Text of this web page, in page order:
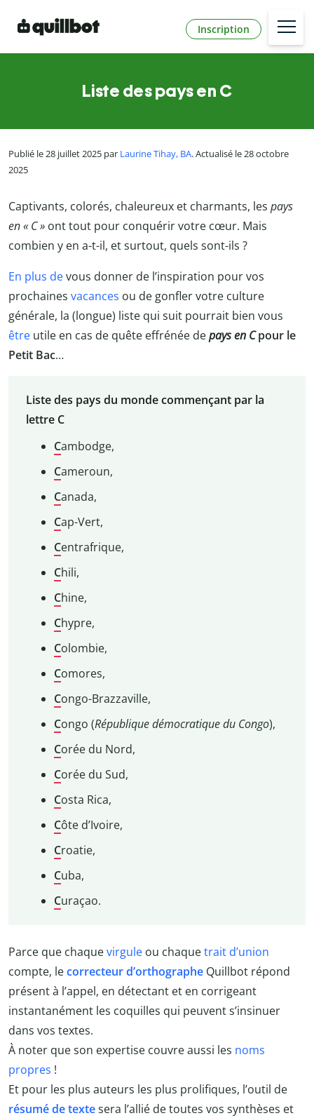
Inscription
Liste des pays en C
Publié le 28 juillet 2025 par Laurine Tihay, BA. Actualisé le 28 octobre
2025
Captivants, colorés, chaleureux et charmants, les pays
en « C » ont tout pour conquérir votre cœur. Mais
combien y en a-t-il, et surtout, quels sont-ils ?
En plus devous donner de l’inspiration pour vos
prochaines vacances ou de gonfler votre culture
générale, la (longue) liste qui suit pourrait bien vous
être utile en cas de quête effrénée depays en Cpour le
Petit Bac…
Liste des pays du monde commençant par la
lettre C
Cambodge,
Cameroun,
Canada,
Cap-Vert,
Centrafrique,
Chili,
Chine,
Chypre,
Colombie,
Comores,
Congo-Brazzaville,
Congo (République démocratique du Congo),
Corée du Nord,
Corée du Sud,
Costa Rica,
Côte d’Ivoire,
Croatie,
Cuba,
Curaçao.
Parce que chaquevirgule ou chaquetrait d’union
compte, lecorrecteur d’orthographe Quillbot répond
présent à l’appel, en détectant et en corrigeant
instantanément les coquilles qui peuvent s’insinuer
dans vos textes.
À noter que son expertise couvre aussi les noms
propres !
Et pour les plus auteurs les plus prolifiques, l’outil de
résumé de textesera l’allié de toutes vos synthèses et